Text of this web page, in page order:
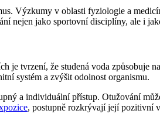
Výzkumy v oblasti fyziologie a
nejen jako sportovní disciplíny, ale i
tvrzení, že studená voda způsobuje
systém a zvýšit odolnost organismu.
a individuální přístup. Otužování
, postupně rozkrývají její pozitivní